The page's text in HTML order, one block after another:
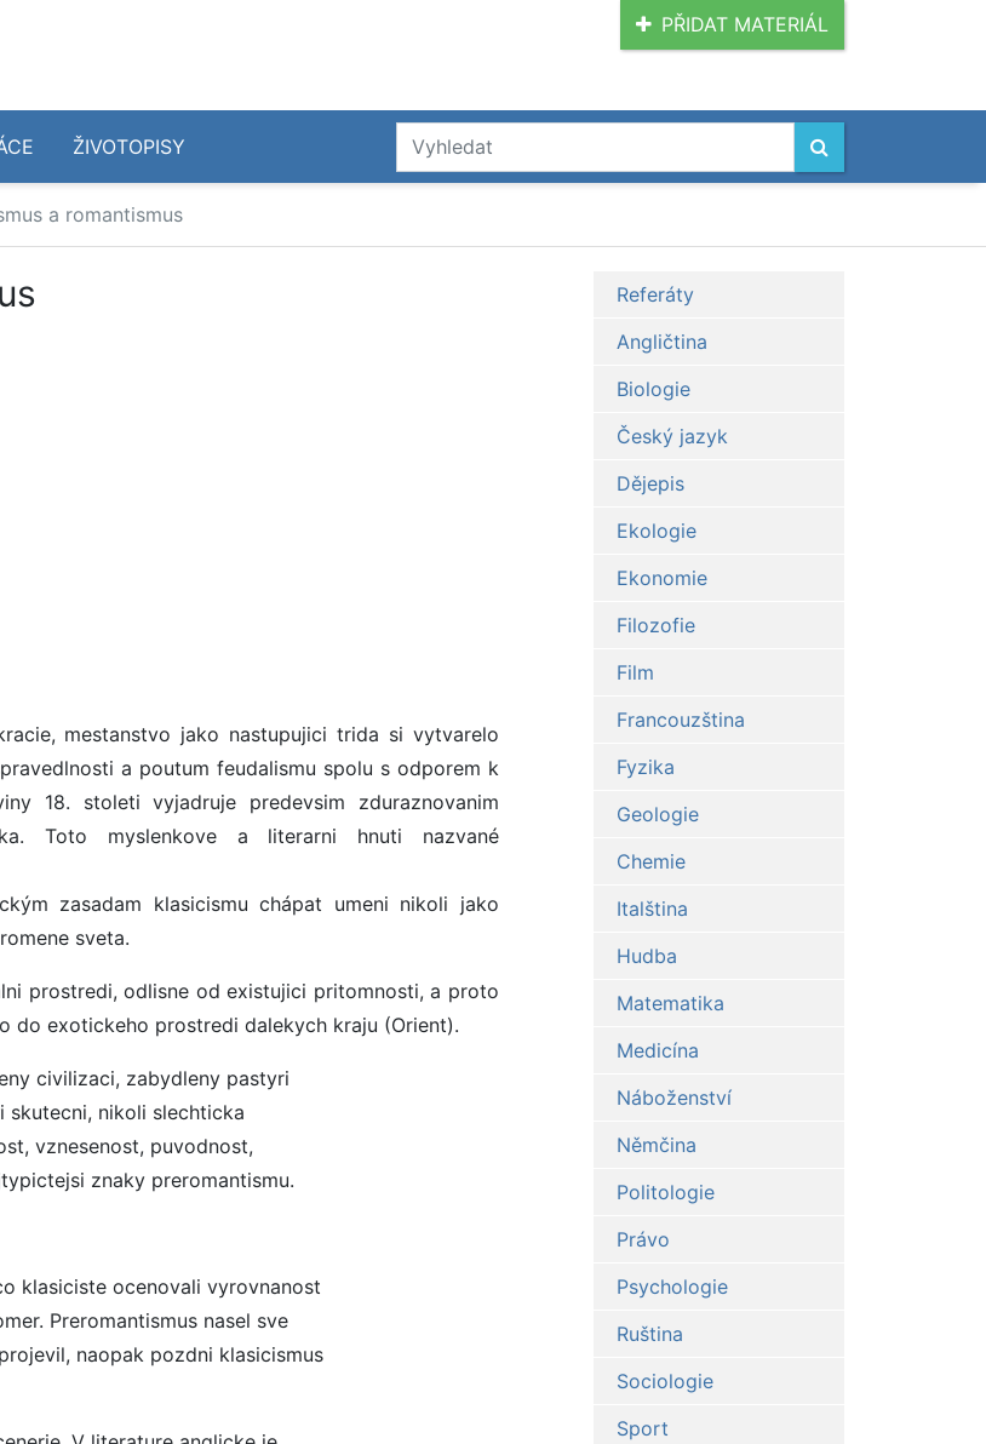
PŘIDAT MATERIÁL
ŽIVOTOPISY
a romantismus
mestanstvo jako nastupujici trida si vytvarelo
a poutum feudalismu spolu s odporem k
18. stoleti vyjadruje predevsim zduraznovanim
Toto myslenkove a literarni hnuti nazvané
zasadam klasicismu chápat umeni nikoli jako
sveta.
prostredi, odlisne od existujici pritomnosti, a proto
do exotickeho prostredi dalekych kraju (Orient).
civilizaci, zabydleny pastyri
nikoli slechticka
vznesenost, puvodnost,
znaky preromantismu.
klasiciste ocenovali vyrovnanost
Preromantismus nasel sve
naopak pozdni klasicismus
Referáty
Angličtina
Biologie
Český jazyk
Dějepis
Ekologie
Ekonomie
Filozofie
Film
Francouzština
Fyzika
Geologie
Chemie
Italština
Hudba
Matematika
Medicína
Náboženství
Němčina
Politologie
Právo
Psychologie
Ruština
Sociologie
Sport